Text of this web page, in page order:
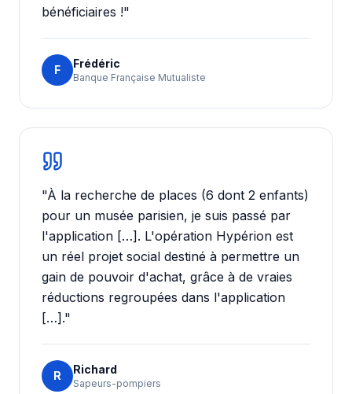
bénéficiaires !"
F Frédéric
Banque Française Mutualiste
"À la recherche de places (6 dont 2 enfants)
pour un musée parisien, je suis passé par
l'application […]. L'opération Hypérion est
un réel projet social destiné à permettre un
gain de pouvoir d'achat, grâce à de vraies
réductions regroupées dans l'application
[…]."
R Richard
Sapeurs-pompiers